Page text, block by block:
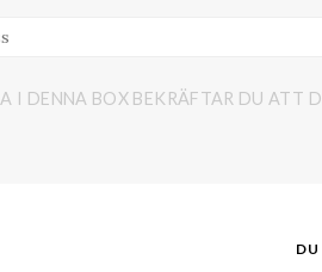
I DENNA BOX BEKRÄFTAR DU ATT